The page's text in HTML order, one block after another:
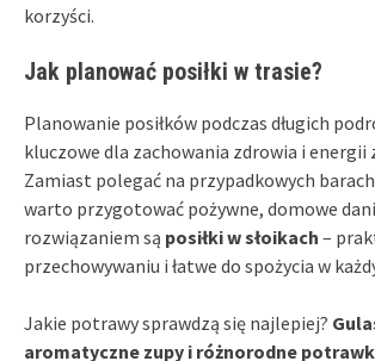
korzyści.
Jak planować posiłki w trasie?
Planowanie posiłków podczas długich
kluczowe dla zachowania zdrowia i energii
Zamiast polegać na przypadkowych
warto przygotować pożywne, domowe
rozwiązaniem są posiłki w słoikach –
przechowywaniu i łatwe do spożycia w
Jakie potrawy sprawdzą się najlepiej?
aromatyczne zupy i różnorodne